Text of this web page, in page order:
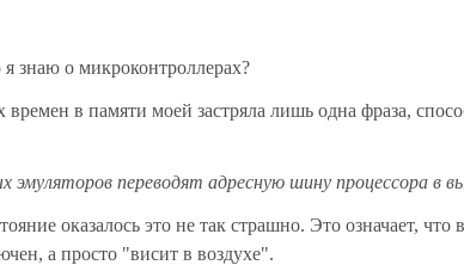
знаю о микроконтроллерах?
времен в памяти моей застряла лишь одна фраза,
эмуляторов переводят адресную шину процессора в
оказалось это не так страшно. Это означает,
а просто "висит в воздухе".